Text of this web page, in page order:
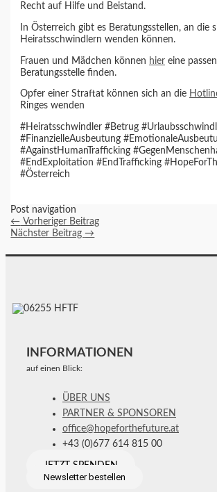
Recht auf Hilfe und Beistand.
In Österreich gibt es Beratungsstellen, an die
Heiratsschwindlern wenden können.
Frauen und Mädchen können hier eine
Beratungsstelle finden.
Opfer einer Straftat können sich an die
Ringes wenden
#Heiratsschwindler #Betrug
#FinanzielleAusbeutung
#AgainstHumanTrafficking
#EndExploitation #EndTrafficking
#Österreich
Post navigation
← Vorheriger Beitrag
Nächster Beitrag→
INFORMATIONEN
auf einen Blick:
ÜBER UNS
PARTNER & SPONSOREN
office@hopeforthefuture.at
+43 (0)677 614 815 00
JETZT SPENDEN
Newsletter bestellen